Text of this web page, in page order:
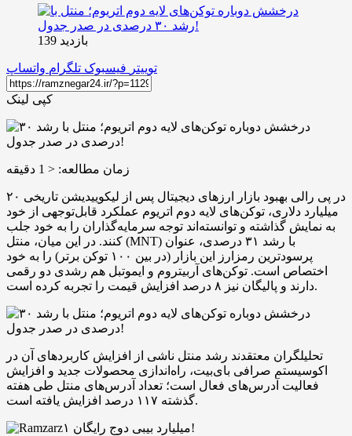
بازدید 139
توییتر فیسبوک تلگرام واتساپ
کپی لینک
زمان مطالعه: < 1 دقیقه
در پی رالی بهبود بازار ارزهای دیجیتال پس از لیکوییدیشن تاریخی ۲۰
میلیارد دلاری، توکن‌های لایه دوم اتریوم عملکرد قابل‌توجهی از خود
به نمایش گذاشته و توانسته‌اند توجه سرمایه‌گذاران را به خود جلب
کنند. در این میان، منتل (MNT) با رشد ۳۱ درصدی، عنوان
پرسودترین رمزارز این بازار (در بین ۱۰۰ توکن برتر) را به خود
اختصاص است. توکن‌های آربیتروم و ایموتبل هم رشدی دو رقمی
دارند و پالیگان نیز ۸ درصد افزایش قیمت را تجربه کرده است.
تحلیلگران معتقدند رشد منتل ناشی از افزایش کاربردهای آن در
اکوسیستم صرافی بای‌بیت، راه‌اندازی محصولات جدید و افزایش
فعالیت آدرس‌های فعال است؛ تعداد آدرس‌های منتل طی هفته
گذشته ۱۱۷ درصد افزایش یافته است.
۱ میلیارد بیبی دوج رایگان!